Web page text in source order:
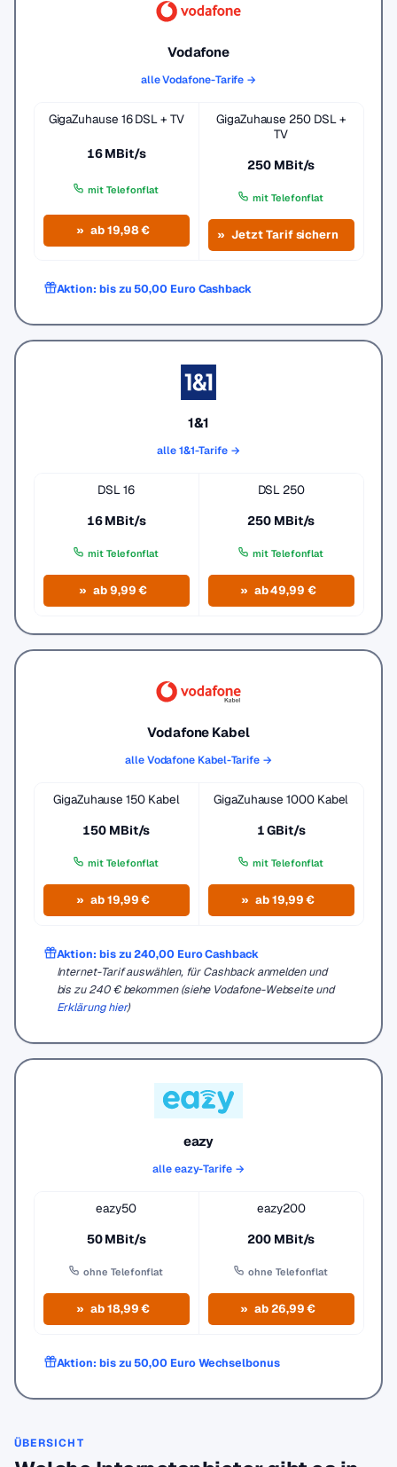
Vodafone
alle Vodafone-Tarife →
GigaZuhause 16 DSL + TV
16 MBit/s
mit Telefonflat
ab 19,98 €
GigaZuhause 250 DSL +
TV
250 MBit/s
mit Telefonflat
Jetzt Tarif sichern
Aktion: bis zu 50,00 Euro Cashback
1&1
alle 1&1-Tarife →
DSL 16
16 MBit/s
mit Telefonflat
ab 9,99 €
DSL 250
250 MBit/s
mit Telefonflat
ab 49,99 €
Vodafone Kabel
alle Vodafone Kabel-Tarife →
GigaZuhause 150 Kabel
150 MBit/s
mit Telefonflat
ab 19,99 €
GigaZuhause 1000 Kabel
1 GBit/s
mit Telefonflat
ab 19,99 €
Aktion: bis zu 240,00 Euro Cashback
Internet-Tarif auswählen, für Cashback anmelden und
bis zu 240 € bekommen (siehe Vodafone-Webseite und
Erklärung hier)
eazy
alle eazy-Tarife →
eazy50
50 MBit/s
ohne Telefonflat
ab 18,99 €
eazy200
200 MBit/s
ohne Telefonflat
ab 26,99 €
Aktion: bis zu 50,00 Euro Wechselbonus
ÜBERSICHT